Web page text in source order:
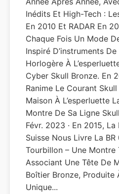
Inédits Et High-Tech :
En 2010 Et RADAR En
Chaque Fois Un Mode
Inspiré D’instruments
Horlogère À
Cyber Skull Bronze. En
Ranime Le Courant
Maison À L’esperluette
Montre De Sa Ligne
Févr. 2023 · En 2015,
Suisse Nous Livre La
Tourbillon – Une Montre
Associant Une Tête De
Boîtier Bronze, Produite
Unique...